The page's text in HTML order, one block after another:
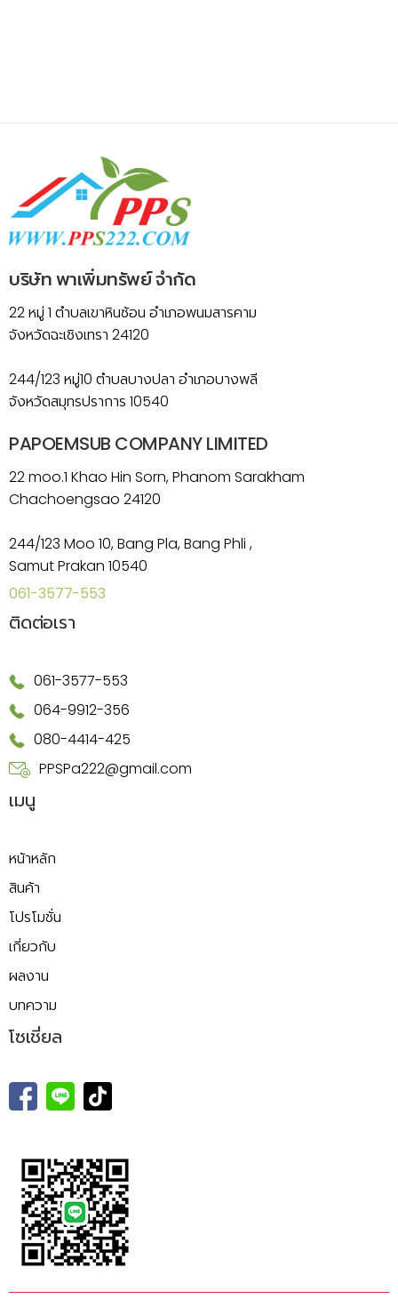
บริษัท พาเพิ่มทรัพย์ จำกัด
22 หมู่ 1 ตำบลเขาหินซ้อน อำเภอพนมสารคาม
จังหวัดฉะเชิงเทรา 24120
244/123 หมู่10 ตำบลบางปลา อำเภอบางพลี
จังหวัดสมุทรปราการ 10540
PAPOEMSUB COMPANY LIMITED
22 moo.1 Khao Hin Sorn, Phanom Sarakham
Chachoengsao 24120
244/123 Moo 10, Bang Pla, Bang Phli ,
Samut Prakan 10540
061-3577-553
ติดต่อเรา
061-3577-553
064-9912-356
080-4414-425
PPSPa222@gmail.com
เมนู
หน้าหลัก
สินค้า
โปรโมชั่น
เกี่ยวกับ
ผลงาน
บทความ
โซเชี่ยล